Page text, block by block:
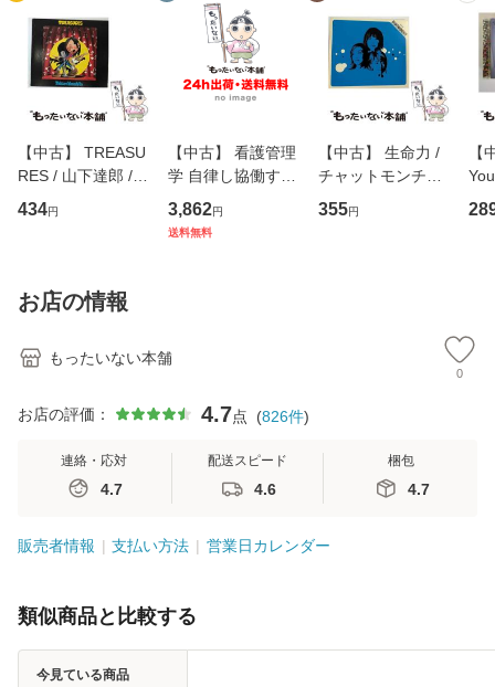
【中古】 TREASU
RES / 山下達郎 /
イーストウエス
ト・ジャパン [CD]
434円
【中古】 看護管理
学 自律し協働する
専門職の看護マネ
ジメントスキル 改
3,862円
送料無料
【中古】 生命力 /
チャットモンチー /
キューンレコード
[CD]【メール便送
355円
【
のが
お店の情報
もったいない本舗
0
お店の評価： 4.7点 (826件)
連絡・応対
4.7
配送スピード
4.6
梱包
4.7
販売者情報 支払い方法 営業日カレンダー
類似商品と比較する
今見ている商品